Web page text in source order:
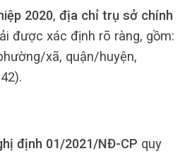
2020, địa chỉ trụ sở chính
được xác định rõ ràng, gồm:
xã, quận/huyện,
định 01/2021/NĐ-CP quy